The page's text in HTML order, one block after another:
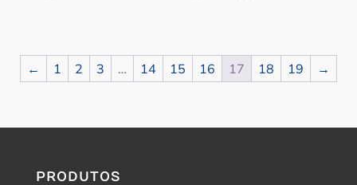
← 1 2 3 … 14 15 16 17 18 19 →
PRODUTOS